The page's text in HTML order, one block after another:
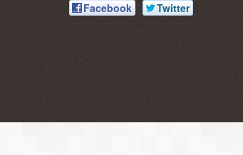
Facebook Twitter